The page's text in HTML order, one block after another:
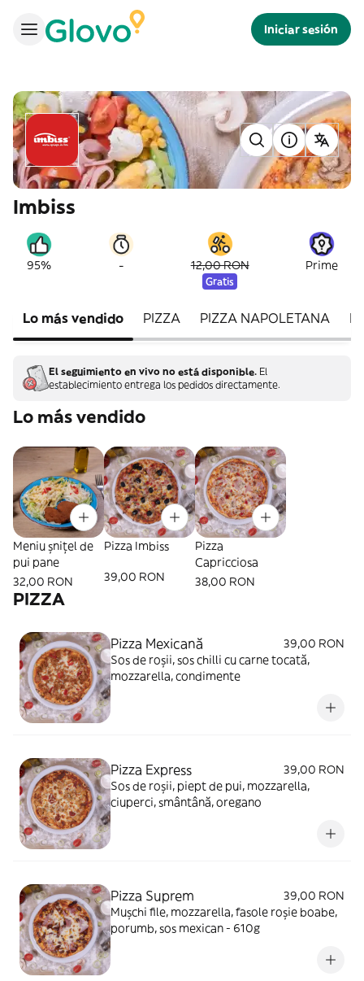
Iniciar sesión
Imbiss
95% - 12,00 RON
Gratis
Prime
Lo más vendido PIZZA PIZZA NAPOLETANA
El seguimiento en vivo no está disponible. El
establecimiento entrega los pedidos directamente.
Lo más vendido
Meniu șnițel de
pui pane
32,00 RON
Pizza Imbiss
39,00 RON
Pizza
Capricciosa
38,00 RON
PIZZA
Pizza Mexicană
39,00 RON
Sos de roșii, sos chilli cu carne tocată,
mozzarella, condimente
Pizza Express
39,00 RON
Sos de roșii, piept de pui, mozzarella,
ciuperci, smântână, oregano
Pizza Suprem
39,00 RON
Mușchi file, mozzarella, fasole roșie boabe,
porumb, sos mexican - 610g